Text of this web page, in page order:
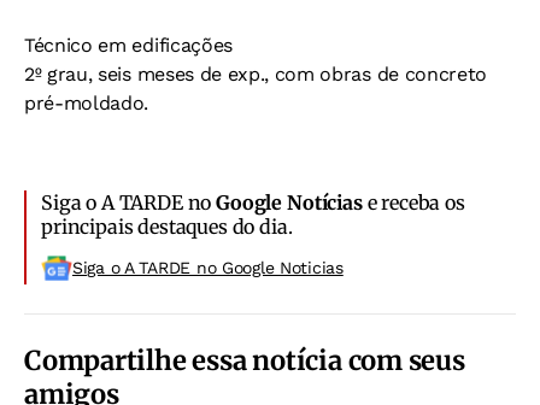
Técnico em edificações
2º grau, seis meses de exp., com obras de concreto
pré-moldado.
Siga o A TARDE noGoogle Notíciase receba os
principais destaques do dia.
Siga o A TARDE no Google Noticias
Compartilhe essa notícia com seus
amigos